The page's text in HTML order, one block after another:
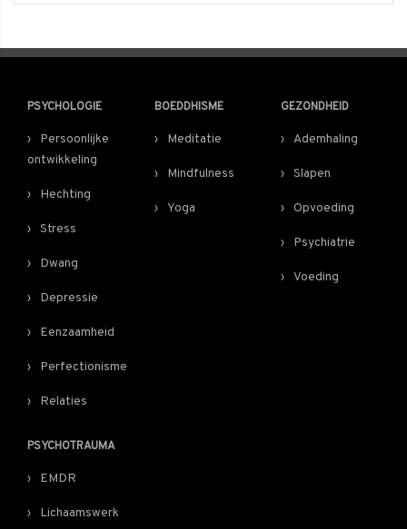
PSYCHOLOGIE
Persoonlijke
ontwikkeling
Hechting
Stress
Dwang
Depressie
Eenzaamheid
Perfectionisme
Relaties
BOEDDHISME
Meditatie
Mindfulness
Yoga
GEZONDHEID
Ademhaling
Slapen
Opvoeding
Psychiatrie
Voeding
PSYCHOTRAUMA
EMDR
Lichaamswerk